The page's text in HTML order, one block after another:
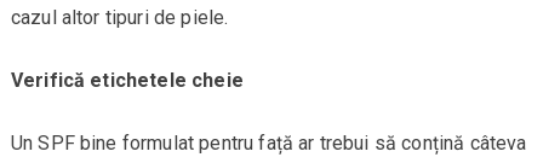
cazul altor tipuri de piele.
Verifică etichetele cheie
Un SPF bine formulat pentru față ar trebui să conțină câteva